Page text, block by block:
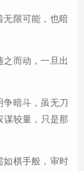
无限可能，也暗
而动，一旦出
争暗斗，虽无刀
谋较量，只是那
如棋手般，审时